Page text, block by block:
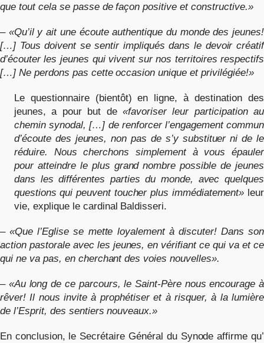
que tout cela se passe de façon positive et constructive.»
– «Qu’il y ait une écoute authentique du monde des jeunes!
[…] Tous doivent se sentir impliqués dans le devoir créatif
d’écouter les jeunes qui vivent sur nos territoires respectifs
[…] Ne perdons pas cette occasion unique et privilégiée!»
Le questionnaire (bientôt) en ligne, à destination des
jeunes, a pour but de«favoriser leur participation au
chemin synodal, […] de renforcer l’engagement commun
d’écoute des jeunes, non pas de s’y substituer ni de le
réduire. Nous cherchons simplement à vous épauler
pour atteindre le plus grand nombre possible de jeunes
dans les différentes parties du monde, avec quelques
questions qui peuvent toucher plus immédiatement» leur
vie, explique le cardinal Baldisseri.
–«Que l’Eglise se mette loyalement à discuter! Dans son
action pastorale avec les jeunes, en vérifiant ce qui va et ce
qui ne va pas, en cherchant des voies nouvelles».
– «Au long de ce parcours, le Saint-Père nous encourage à
rêver! Il nous invite à prophétiser et à risquer, à la lumière
de l’Esprit, des sentiers nouveaux.»
En conclusion, le Secrétaire Général du Synode affirme qu’